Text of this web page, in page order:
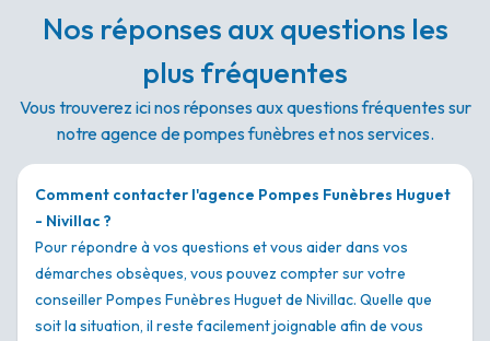
Nos réponses aux questions les
plus fréquentes
Vous trouverez ici nos réponses aux questions fréquentes sur
notre agence de pompes funèbres et nos services.
Comment contacter l'agence Pompes Funèbres Huguet
- Nivillac ?
Pour répondre à vos questions et vous aider dans vos
démarches obsèques, vous pouvez compter sur votre
conseiller Pompes Funèbres Huguet de Nivillac. Quelle que
soit la situation, il reste facilement joignable afin de vous